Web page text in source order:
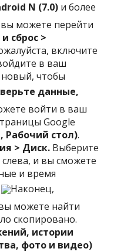
N (7.0) и более
можете перейти
сброс >
включите
в ваш
новый, чтобы
данные,
войти в ваш
Google
Рабочий стол).
> Диск. Выберите
и вы сможете
и время
Наконец,
можете найти
скопировано.
истории
фото и видео)